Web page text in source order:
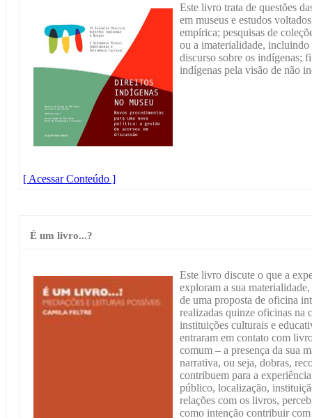
Este livro trata de questões
em museus e estudos
empírica; pesquisas de
ou a imaterialidade,
discurso sobre os indígenas;
indígenas pela visão de não
[ Acessar Conteúdo ]
É um livro...?
Este livro discute o que a
exploram a sua
de uma proposta de oficina
realizadas quinze oficinas na
instituições culturais e
entraram em contato com
comum – a presença da sua
narrativa, ou seja, dobras,
contribuem para a
público, localização,
relações com os livros,
como intenção contribuir